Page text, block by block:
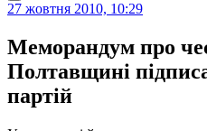
27 жовтня 2010, 10:29
Меморандум про
Полтавщині
партій